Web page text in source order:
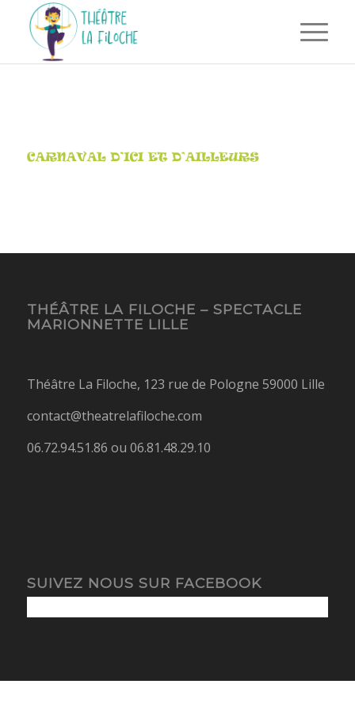
THÉÂTRE LA FILOCHE – SPECTACLE
MARIONNETTE LILLE
Théâtre La Filoche, 123 rue de Pologne 59000 Lille
contact@theatrelafiloche.com
06.72.94.51.86 ou 06.81.48.29.10
SUIVEZ NOUS SUR FACEBOOK